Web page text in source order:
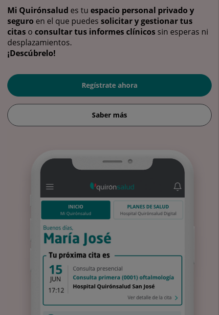
Mi Quirónsalud es tu espacio personal privado y
seguro en el que puedes solicitar y gestionar tus
citas o consultar tus informes clínicos sin esperas ni
desplazamientos.
¡Descúbrelo!
Regístrate ahora
Saber más